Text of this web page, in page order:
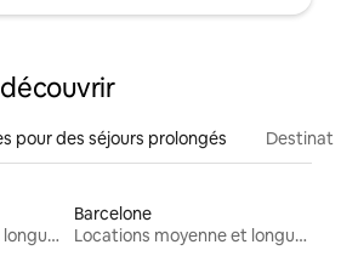
pour des séjours prolongés
Locations moyenne et longue durée
Barcelone
Locations moyenne et longue durée